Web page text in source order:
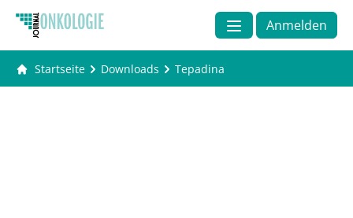
Anmelden
Startseite Downloads Tepadina